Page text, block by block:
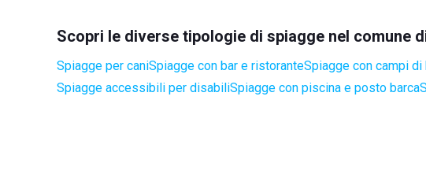
Scopri le diverse tipologie di spiagge nel comune
Spiagge per caniSpiagge con bar e ristoranteSpiagge con campi
Spiagge accessibili per disabiliSpiagge con piscina e posto barca